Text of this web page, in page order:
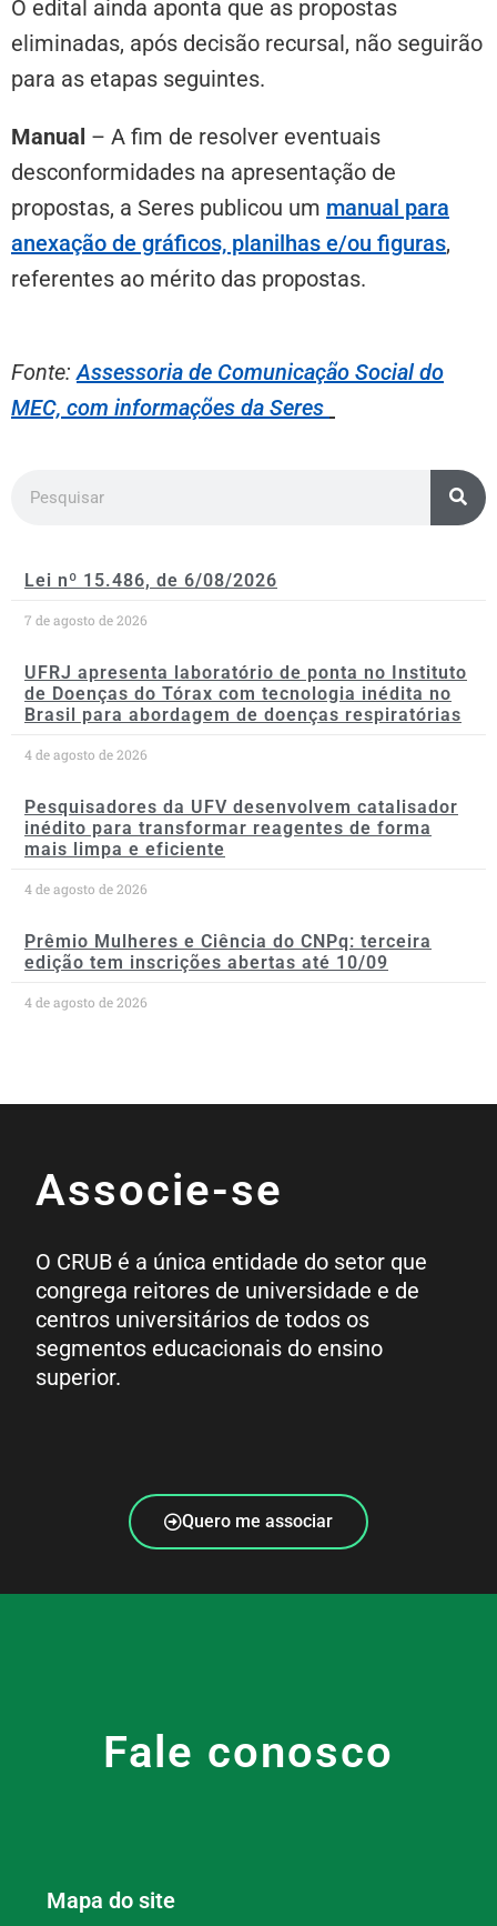
O edital ainda aponta que as propostas
eliminadas, após decisão recursal, não seguirão
para as etapas seguintes.
Manual – A fim de resolver eventuais
desconformidades na apresentação de
propostas, a Seres publicou um manual para
anexação de gráficos, planilhas e/ou figuras,
referentes ao mérito das propostas.
Fonte:Assessoria de Comunicação Social do
MEC, com informações da Seres
Lei nº 15.486, de 6/08/2026
7 de agosto de 2026
UFRJ apresenta laboratório de ponta no Instituto
de Doenças do Tórax com tecnologia inédita no
Brasil para abordagem de doenças respiratórias
4 de agosto de 2026
Pesquisadores da UFV desenvolvem catalisador
inédito para transformar reagentes de forma
mais limpa e eficiente
4 de agosto de 2026
Prêmio Mulheres e Ciência do CNPq: terceira
edição tem inscrições abertas até 10/09
4 de agosto de 2026
Associe-se
O CRUB é a única entidade do setor que
congrega reitores de universidade e de
centros universitários de todos os
segmentos educacionais do ensino
superior.
Quero me associar
Fale conosco
Mapa do site